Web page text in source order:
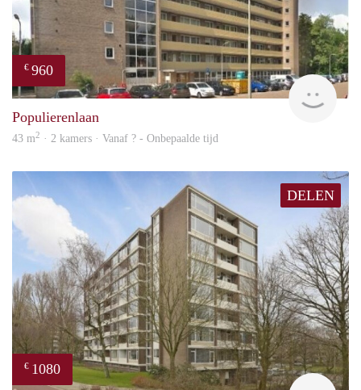
€ 960
Populierenlaan
43 m2 · 2 kamers · Vanaf ? - Onbepaalde tijd
DELEN
€ 1080